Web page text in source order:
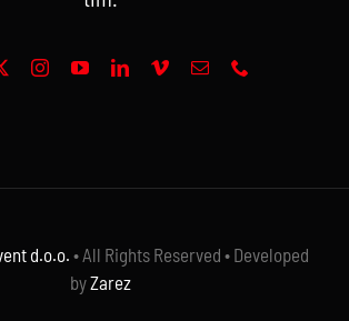
d.o.o.• All Rights Reserved • Developed
byZarez